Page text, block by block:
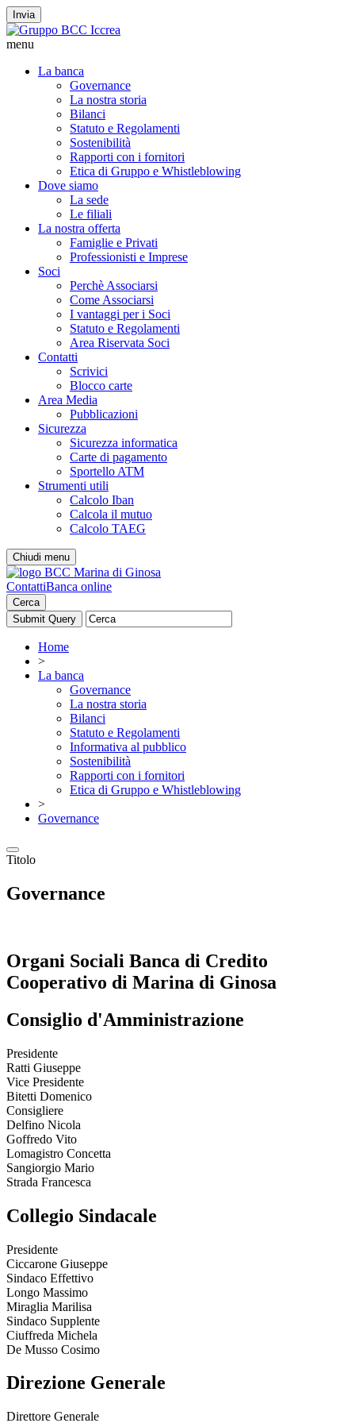
Invia
menu
La banca
Governance
La nostra storia
Bilanci
Statuto e Regolamenti
Sostenibilità
Rapporti con i fornitori
Etica di Gruppo e Whistleblowing
Dove siamo
La sede
Le filiali
La nostra offerta
Famiglie e Privati
Professionisti e Imprese
Soci
Perchè Associarsi
Come Associarsi
I vantaggi per i Soci
Statuto e Regolamenti
Area Riservata Soci
Contatti
Scrivici
Blocco carte
Area Media
Pubblicazioni
Sicurezza
Sicurezza informatica
Carte di pagamento
Sportello ATM
Strumenti utili
Calcolo Iban
Calcola il mutuo
Calcolo TAEG
Chiudi menu
ContattiBanca online
Cerca
Home
>
La banca
Governance
La nostra storia
Bilanci
Statuto e Regolamenti
Informativa al pubblico
Sostenibilità
Rapporti con i fornitori
Etica di Gruppo e Whistleblowing
>
Governance
Titolo
Governance
Organi Sociali Banca di Credito
Cooperativo di Marina di Ginosa
Consiglio d'Amministrazione
Presidente
Ratti Giuseppe
Vice Presidente
Bitetti Domenico
Consigliere
Delfino Nicola
Goffredo Vito
Lomagistro Concetta
Sangiorgio Mario
Strada Francesca
Collegio Sindacale
Presidente
Ciccarone Giuseppe
Sindaco Effettivo
Longo Massimo
Miraglia Marilisa
Sindaco Supplente
Ciuffreda Michela
De Musso Cosimo
Direzione Generale
Direttore Generale